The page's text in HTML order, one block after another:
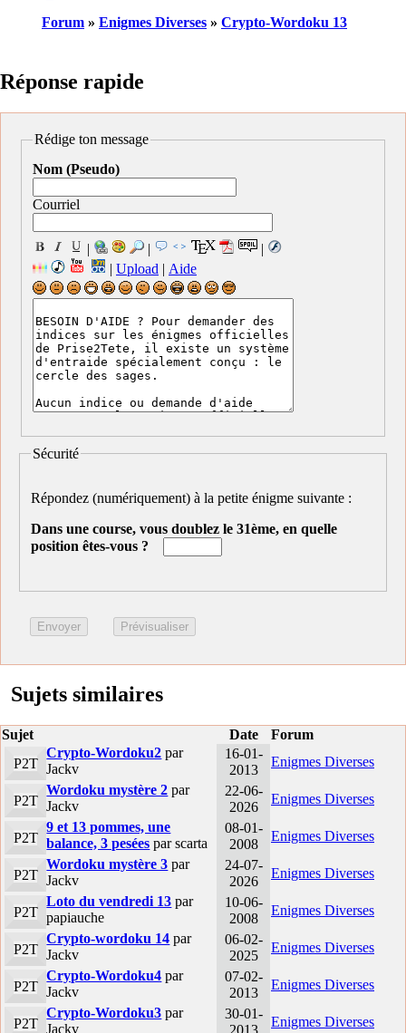
Forum » Enigmes Diverses » Crypto-Wordoku 13
Réponse rapide
Rédige ton message
Nom (Pseudo)
Courriel
| |
|
| Upload | Aide
Sécurité
Répondez (numériquement) à la petite énigme suivante :
Dans une course, vous doublez le 31ème, en quelle
position êtes-vous ?
Sujets similaires
Sujet Date
Forum
P2T
Crypto-Wordoku2 par
Jackv
16-01-
2013
Enigmes Diverses
P2T
Wordoku mystère 2 par
Jackv
22-06-
2026
Enigmes Diverses
P2T
9 et 13 pommes, une
balance, 3 pesées par scarta
08-01-
2008
Enigmes Diverses
P2T
Wordoku mystère 3 par
Jackv
24-07-
2026
Enigmes Diverses
P2T
Loto du vendredi 13 par
papiauche
10-06-
2008
Enigmes Diverses
P2T
Crypto-wordoku 14 par
Jackv
06-02-
2025
Enigmes Diverses
P2T
Crypto-Wordoku4 par
Jackv
07-02-
2013
Enigmes Diverses
P2T
Crypto-Wordoku3 par
Jackv
30-01-
Enigmes Diverses